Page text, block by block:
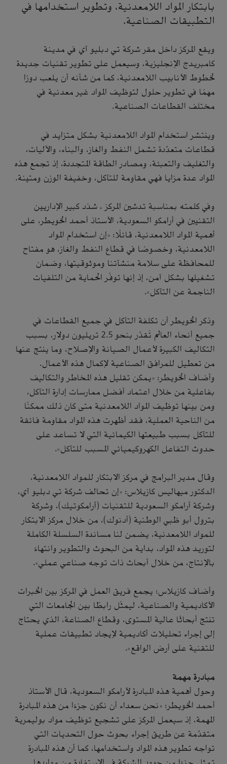
بابتكار المواد اللامعدنية، وتطوير استخدامها في
التطبيقات الصناعية.
ويقع المركز داخل مقر شركة تي دبليو آي في مدينة
كامبريدج الإنجليزية، وسيعمل على تطوير تقنيات جديدة
لخطوط الأنابيب اللامعدنية، كما من شأنه أن يلعب دورًا
مهمًا في تطوير حلول لتوظيف المواد غير معدنية في
مختلف القطاعات الصناعية.
وينتشر استخدام المواد اللامعدنية بشكل متزايد في
قطاعات متعدِّدة تشمل النفط والغاز، والبناء، والآليات،
والتغليف والتعبئة، ومصادر الطاقة المتجددة، إذ تجمع هذه
المواد عدة مزايا فهي مقاومة للتآكل، وخفيفة الوزن ومتينة.
وفي كلمته بمناسبة تدشين المركز ، شدّد كبير الإداريين
التقنيين في أرامكو السعودية، الأستاذ أحمد الخويطر، على
أهمية المواد اللامعدنية، قائلًا: «إن استخدام المواد
اللامعدنية، وخصوصًا في قطاع النفط والغاز، هو مفتاح
للمحافظة على سلامة منشآتنا وموثوقيتها، وضمان
تشغيلها بشكل آمن، إذ إنها توفّر الحماية من التلفيات
الناجمة عن التآكل».
وذكر الخويطر أن تكلفة التآكل في جميع القطاعات في
جميع أنحاء العالم تُقدَّر بنحو 2.5 تريليون دولار، بسبب
التكاليف الكبيرة لأعمال الصيانة والإصلاح، وما ينتج عنها
من تعطيل للمرافق الصناعية لإكمال هذه الأعمال.
وأضاف الخويطر: «يمكن تقليل هذه المخاطر والتكاليف
بفاعلية من خلال اعتماد أفضل ممارسات إدارة التآكل،
ومن بينها توظيف المواد اللامعدنية متى كان ذلك ممكنًا
من الناحية العملية، فقد أظهرت هذه المواد مقاومة فائقة
للتآكل بسبب طبيعتها الكيمائية التي لا تساعد على
حدوث التفاعل الكهروكيميائي المسبب للتآكل».
وقال مدير البرامج في مركز الابتكار للمواد اللامعدنية،
الدكتور ميهاليس كازيلاس: «إن تحالف شركة تي دبليو آي،
وشركة أرامكو السعودية للتقنيات (أرامكوتيك)، وشركة
بترول أبو ظبي الوطنية (أدنوك)، من خلال مركز الابتكار
للمواد اللامعدنية، يضمن لنا مساندة السلسلة الكاملة
لتوريد هذه المواد، بداية من البحوث والتطوير وانتهاءً
بالإنتاج، من خلال أبحاث ذات توجه صناعي عملي».
وأضاف كازيلاس: يجمع فريق العمل في المركز بين الخبرات
الأكاديمية والصناعية، ليمثّل رابطًا بين الجامعات التي
تنتج أبحاثًا عالية المستوى، وقطاع الصناعة، الذي يحتاج
إلى إجراء تحليلات أكاديمية لإيجاد تطبيقات عملية
للتقنية على أرض الواقع».
مبادرة مهمة
وحول أهمية هذه المبادرة لأرامكو السعودية، قال الأستاذ
أحمد الخويطر: «نحن سعداء أن نكون جزءًا من هذه المبادرة
المهمة، إذ سيعمل المركز على تشجيع توظيف مواد بوليمرية
متقدِّمة عن طريق إجراء بحوث حول التحديات التي
تواجه تطوير هذه المواد واستخدامها، كما أن هذه المبادرة